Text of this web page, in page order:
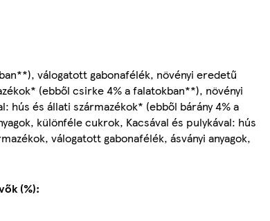
válogatott gabonafélék, növényi eredetű
(ebből csirke 4% a falatokban**), növényi
hús és állati származékok* (ebből bárány 4% a
különféle cukrok, Kacsával és pulykával: hús
válogatott gabonafélék, ásványi anyagok,
(%):